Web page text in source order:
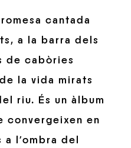
cantada
a la barra dels
de cabòries
la vida mirats
riu. És un àlbum
en
l’ombra del